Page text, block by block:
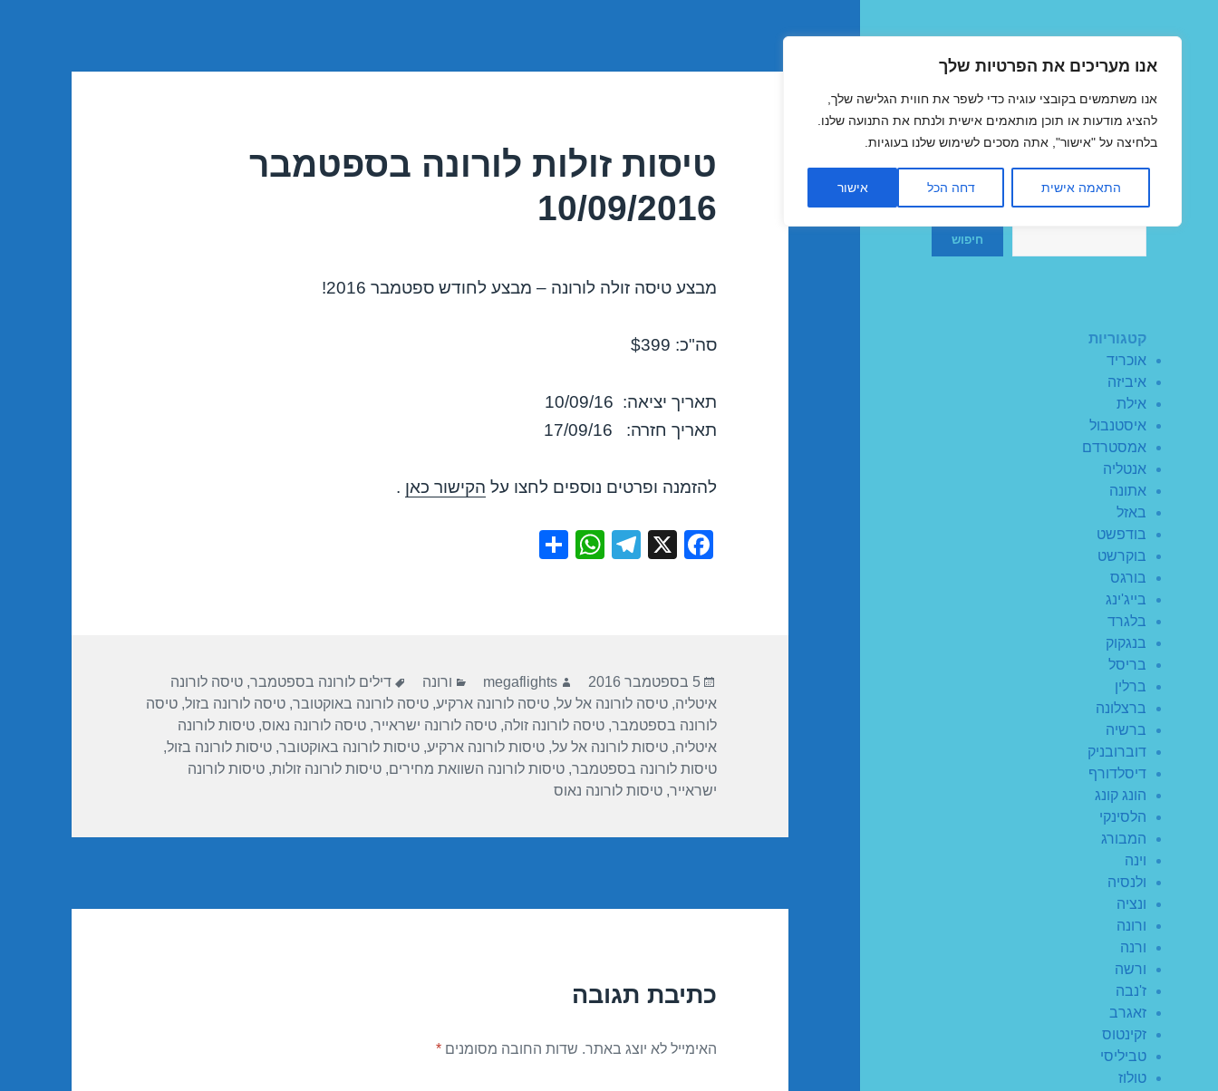
אנו מעריכים את הפרטיות שלך
אנו משתמשים בקובצי עוגיה כדי לשפר את חווית הגלישה שלך,
להציג מודעות או תוכן מותאמים אישית ולנתח את התנועה שלנו.
בלחיצה על "אישור", אתה מסכים לשימוש שלנו בעוגיות.
התאמה אישית דחה הכל אישור
MegaFlights טיסות מוזלות
חיפוש
חיפוש
קטגוריות
אוכריד
איביזה
אילת
איסטנבול
אמסטרדם
אנטליה
אתונה
באזל
בודפשט
בוקרשט
בורגס
בייג'ינג
בלגרד
בנגקוק
בריסל
ברלין
ברצלונה
ברשיה
דוברובניק
דיסלדורף
הונג קונג
הלסינקי
המבורג
וינה
ולנסיה
ונציה
ורונה
ורנה
ורשה
ז'נבה
זאגרב
זקינטוס
טביליסי
טולוז
טיסות זולות לורונה בספטמבר
10/09/2016
מבצע טיסה זולה לורונה – מבצע לחודש ספטמבר 2016!
סה"כ: $399
תאריך יציאה: 10/09/16
תאריך חזרה: 17/09/16
להזמנה ופרטים נוספים לחצו על הקישור כאן .
F
o
o
k
X
T
m
W
p
p
פורסם
בתאריך
5 בספטמבר 2016 מחבר
megaflights קטגוריות
ורונה תגיות
דילים לורונה בספטמבר,טיסה לורונה
איטליה,טיסה לורונה אל על,טיסה לורונה ארקיע,טיסה לורונה באוקטובר,טיסה לורונה בזול,טיסה
לורונה בספטמבר,טיסה לורונה זולה,טיסה לורונה ישראייר,טיסה לורונה נאוס,טיסות לורונה
איטליה,טיסות לורונה אל על,טיסות לורונה ארקיע,טיסות לורונה באוקטובר,טיסות לורונה בזול,
טיסות לורונה בספטמבר,טיסות לורונה השוואת מחירים,טיסות לורונה זולות,טיסות לורונה
ישראייר,טיסות לורונה נאוס
כתיבת תגובה
האימייל לא יוצג באתר. שדות החובה מסומנים*